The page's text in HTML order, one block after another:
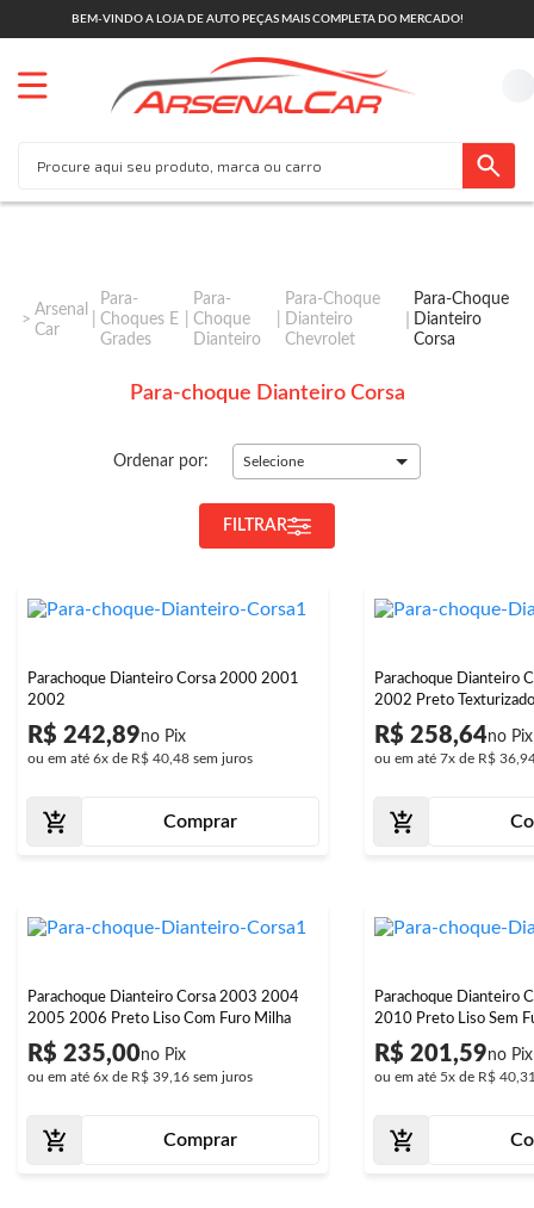
BEM-VINDO A LOJA DE AUTO PEÇAS MAIS COMPLETA DO MERCADO!
Arsenal
Car
Para-
Choques E
Grades
Para-
Choque
Dianteiro
Para-Choque
Dianteiro
Chevrolet
Para-Choque
Dianteiro
Corsa
Para-choque Dianteiro Corsa
Ordenar por: Selecione
FILTRAR
Parachoque Dianteiro Corsa 2000 2001
2002
R$ 242,89
ou em até 6x de R$ 40,48 sem juros
Comprar
Parachoque Dianteiro
2002 Preto
R$ 258,64
ou em até 7x de R$
Parachoque Dianteiro Corsa 2003 2004
2005 2006 Preto Liso Com Furo Milha
R$ 235,00
ou em até 6x de R$ 39,16 sem juros
Comprar
Parachoque Dianteiro
2010 Preto Liso Sem
R$ 201,59
ou em até 5x de R$